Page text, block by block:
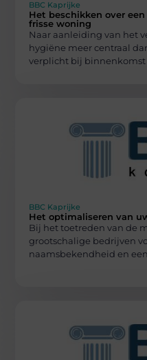
BBC Kaprijke
Het beschikken over
frisse woning
Naar aanleiding van het
hygiëne meer centraal
verplicht bij binnenkomst
BBC Kaprijke
Het optimaliseren van
Bij het toetreden van de
grootschalige bedrijven
naamsbekendheid en een